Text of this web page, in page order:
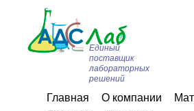
Единый
поставщик
лабораторных
решений
Главная О компании